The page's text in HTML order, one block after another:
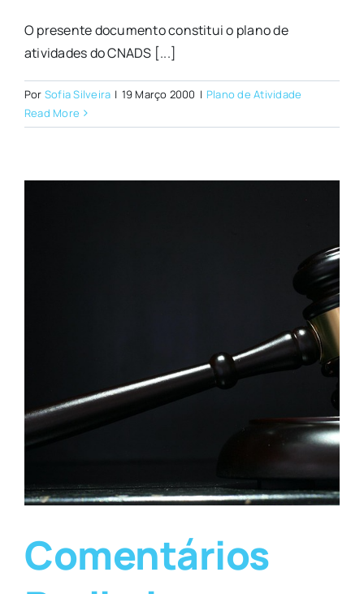
O presente documento constitui o plano de
atividades do CNADS [...]
Por Sofia Silveira | 19 Março 2000 | Plano de Atividade
Read More
Comentários